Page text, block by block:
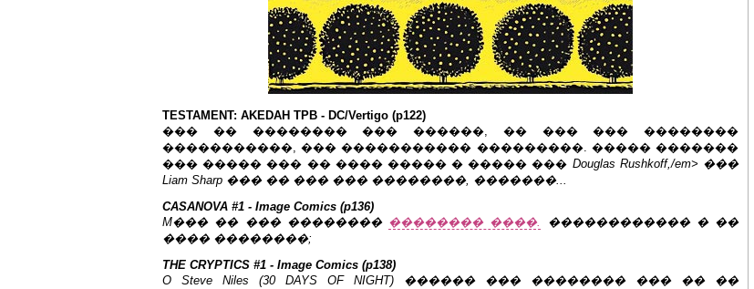
TESTAMENT: AKEDAH TPB - DC/Vertigo (p122)
��� �� �������� ��� ������, �� ��� ��� ��������
�����������, ��� ����������� ���������. ����� �������
��� ����� ��� �� ���� ����� � ����� ��� Douglas Rushkoff,/em> ���
Liam Sharp ��� �� ��� ��� ��������, �������...
CASANOVA #1 - Image Comics (p136)
M��� �� ��� �������� �������� ����.
������������ � ��
���� ��������;
THE CRYPTICS #1 - Image Comics (p138)
O Steve Niles (30 DAYS OF NIGHT) ������ ��� �������� ��� �� ��